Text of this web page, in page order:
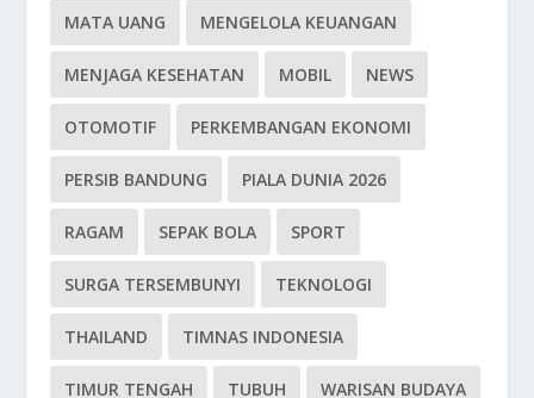
MATA UANG MENGELOLA KEUANGAN
MENJAGA KESEHATAN MOBIL NEWS
OTOMOTIF PERKEMBANGAN EKONOMI
PERSIB BANDUNG PIALA DUNIA 2026
RAGAM SEPAK BOLA SPORT
SURGA TERSEMBUNYI TEKNOLOGI
THAILAND TIMNAS INDONESIA
TIMUR TENGAH TUBUH WARISAN BUDAYA